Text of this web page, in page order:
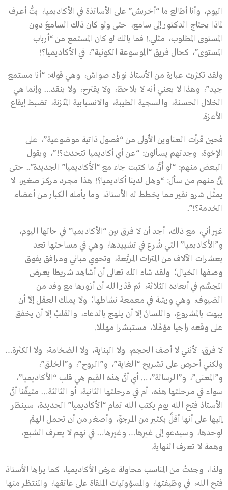
اليوم، وأنا أطالع ما “أخربش” على الأساتذة في الأكاديميا، بتُّ أعرف
لماذا يحتاج الدكتور إلى سامع، حتى ولو كان ذلك السامعُ دون
المستوى المطلوب، مثلي.! فما بالك لو كان المستمع من “أرباب
المستوى”، كحال فريق “الموسوعة الكونية”، في الأكاديميا؟!
ولقد تكرَّرت عبارة من الأستاذ نوزاد صواش، وهي قوله: “أنا مستمع
جيد”، وهذا لا يعني أنه لا يلاحظ، ولا يقترح، ولا ينقد… وإنما هي
الخلال الحسنة، والسجية الطيبة، والانسيابية المتّزنة، تضبط إيقاع
الأعزة.
فحين قرأت العناوين الأولى من “فصول ذاتية موضوعية”، على
الإخوة، وجدتهم يسألون: “عن أي أكاديميا تتحدث؟!”، ويقول
البعض منهم: “لو أنَّ ما كتبت جاء مع “الأكاديميا” الجديدة”.. حتى
إنَّ منهم من سأل: “وهل لدينا أكاديميا؟! هذا مجرد مركز صغير، لا
يمثِّل شرو نقير مما يخطط له الأستاذ، وما يأمله الكبار من أعضاء
الخدمة؟!”.
غير أني، مع ذلك، أجد أن لا فرق بين “الأكاديميا” في حالها اليوم،
و”الأكاديميا” التي شُرع في تشييدها، وهي في مساحتها تعد
بعشرات الآلاف من المترات المربَّعة، وتحوي مباني ومرافق يفوق
وصفها الخيال؛ ولقد شاء الله تعالى أن أشاهد شريطا يعرض
المجسَّم في أبعاده الثلاثة، ثم قدَّر الله أن أزورها مع وفد من
الضيوف، وهي ورشة في معمعة نشاطها؛ ولا يملك العقل إلاَّ أن
يبهت بالمشروع، واللسانُ إلا أن يلهج بالدعاء، والقلبُ إلا أن يخفق
على وقعه راجيا مؤمِّلا، مستبشرا مهللا.
لا فرق، لأنني لا أصف الحجم، ولا البناية، ولا الضخامة، ولا الكثرة…
ولكني أحرص على تشريح “الغاية”، و”الروح”، و”الخلق”،
و”المعنى”، و”الرسالة”،… أي أنَّ هذه القيم هي قلب “الأكاديميا”،
سواء في مرحلتها هذه، أم في مرحلتها الثانية، أو الثالثة… متيقّنا أنَّ
الأستاذ فتح الله يوم يكتب الله تمام “الأكاديميا” الجديدة، سينظر
إليها على أنها أقلُّ بكثير من المرجوِّ، وأصغر من أن تحمل الهمَّ
لوحدها، وسيدعو إلى غيرها… وغيرها… في نهم لا يعرف الشبع،
وهمة لا تعرف النهاية.
ولذا، وجدتُ من المناسب محاولة عرض الأكاديميا، كما يراها الأستاذ
فتح الله، في وظيفتها، والمسؤوليات الملقاة على عاتقها، والمنتظر منها